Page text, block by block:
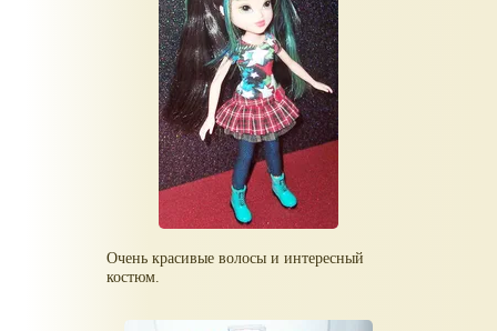
Очень красивые волосы и интересный
костюм.